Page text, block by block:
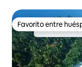
Favorito entre
Favorito entre